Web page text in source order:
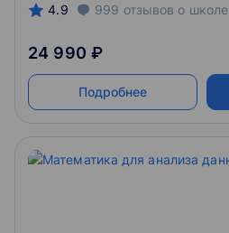
4.9 999 отзывов о школе
24 990 ₽
Подробнее